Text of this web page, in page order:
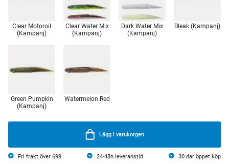
Clear Motoroil
(Kampanj)
Clear Water Mix
(Kampanj)
Dark Water Mix
(Kampanj)
Bleak (Kampanj)
Green Pumpkin
(Kampanj)
Watermelon Red
Lägg i varukorgen
Fri frakt över 699 24-48h leveranstid 30 dar öppet köp